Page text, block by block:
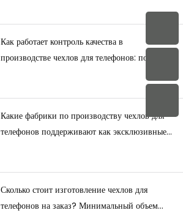
Как работает контроль качества в
производстве чехлов для телефонов: полное
Какие фабрики по производству чехлов для
телефонов поддерживают как эксклюзивные
Сколько стоит изготовление чехлов для
телефонов на заказ? Минимальный объем